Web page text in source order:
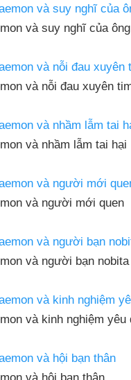
và suy nghĩ của
và nỗi đau xuyên
và nhầm lẫm tai hại
và người mới quen
và người bạn nobita
và kinh nghiệm yêu